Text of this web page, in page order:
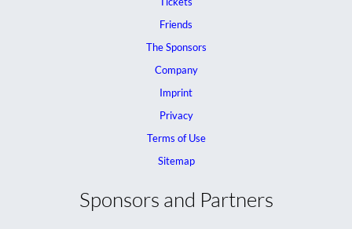
Friends
The Sponsors
Company
Imprint
Privacy
Terms of Use
Sitemap
Sponsors and Partners